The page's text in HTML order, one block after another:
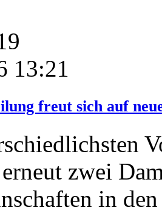
13:21
freut sich auf
zwei
in